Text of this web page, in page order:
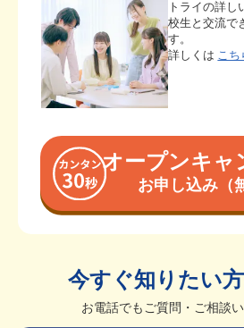
トライの詳し
校生と交流で
す。
詳しくは こち
オープンキャ
お申し込み（
今すぐ知りたい
お電話でもご質問・ご相談い